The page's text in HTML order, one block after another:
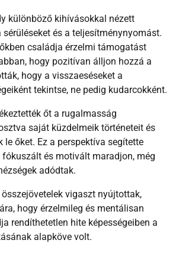
különböző kihívásokkal nézett
sérüléseket és a teljesítménynyomást.
családja érzelmi támogatást
hogy pozitívan álljon hozzá a
hogy a visszaeséseket a
tekintse, ne pedig kudarcokként.
őt a rugalmasság
saját küzdelmeik történeteit és
le őket. Ez a perspektíva segítette
és motivált maradjon, még
adódtak.
vigaszt nyújtottak,
hogy érzelmileg és mentálisan
rendíthetetlen hite képességeiben a
alapköve volt.